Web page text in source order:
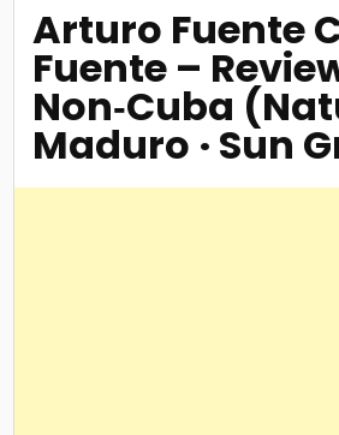
Arturo Fuente
Fuente –
Non‑Cuba
Maduro · Sun